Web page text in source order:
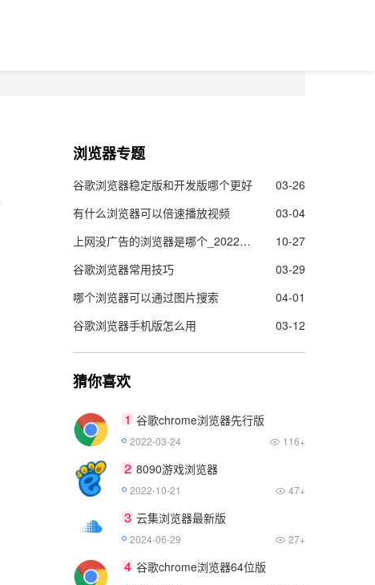
浏览器专题
谷歌浏览器稳定版和开发版哪个更好
03-26
有什么浏览器可以倍速播放视频
03-04
上网没广告的浏览器是哪个_2022上网没广告的浏览器推荐
10-27
谷歌浏览器常用技巧
03-29
哪个浏览器可以通过图片搜索
04-01
谷歌浏览器手机版怎么用
03-12
猜你喜欢
1 谷歌chrome浏览器先行版
2022-03-24 116+
2 8090游戏浏览器
2022-10-21 47+
3 云集浏览器最新版
2024-06-29 27+
4 谷歌chrome浏览器64位版